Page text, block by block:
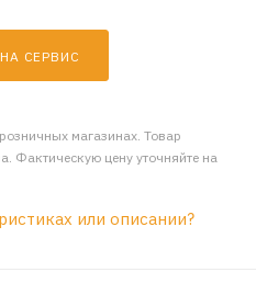
СЕРВИС
магазинах. Товар
Фактическую цену уточняйте на
или описании?